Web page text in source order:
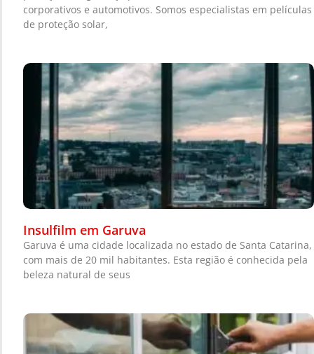
corporativos e automotivos. Somos especialistas em películas
de proteção solar,
Insulfilm em Garuva
Garuva é uma cidade localizada no estado de Santa Catarina,
com mais de 20 mil habitantes. Esta região é conhecida pela
beleza natural de seus